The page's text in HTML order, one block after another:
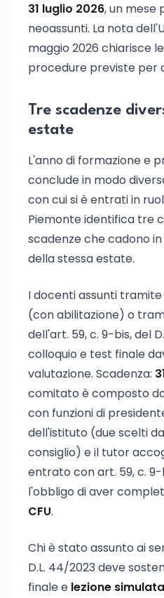
31 luglio 2026, un mese
neoassunti. La nota
maggio 2026 chiarisce
procedure previste per
Tre scadenze
estate
L'anno di formazione e
conclude in modo
con cui si è entrati in
Piemonte identifica tre
scadenze che cadono
della stessa estate.
I docenti assunti
(con abilitazione) o
dell'art. 59, c. 9-bis, del
colloquio e test finale
valutazione. Scadenza:
comitato è composto
con funzioni di
dell'istituto (due scelti
consiglio) e il tutor
entrato con art. 59, c.
l'obbligo di aver
CFU.
Chi è stato assunto ai
D.L. 44/2023 deve
finale e lezione simulata